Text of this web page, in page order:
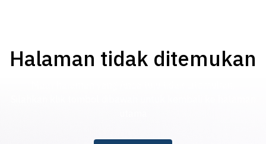
Halaman tidak ditemukan